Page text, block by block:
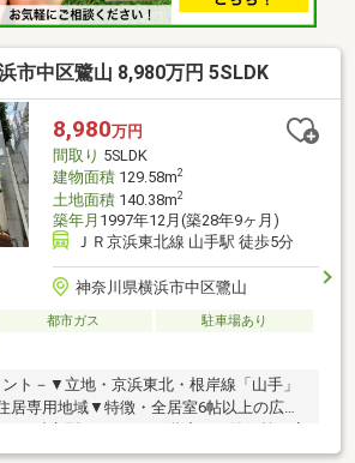
市中区鷺山 8,980万円 5SLDK
8,980万円
間取り 5SLDK
建物面積129.58m2
土地面積140.38m2
築年月 1997年12月(築28年9ヶ月)
ＪＲ京浜東北線 山手駅 徒歩5分
神奈川県横浜市中区鷺山
都市ガス
駐車場あり
ト－▼立地・京浜東北・根岸線「山手」
居専用地域▼特徴・全居室6帖以上の広
・南東・北東の2面にバルコニーを設置・